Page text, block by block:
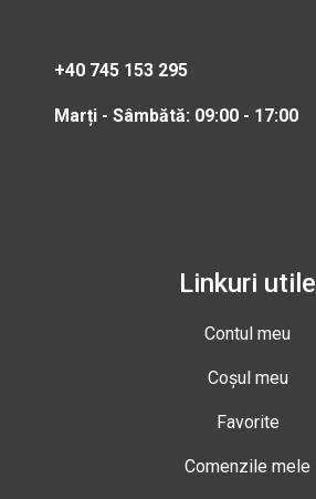
+40 745 153 295
Marți - Sâmbătă: 09:00 - 17:00
Linkuri utile
Contul meu
Coșul meu
Favorite
Comenzile mele